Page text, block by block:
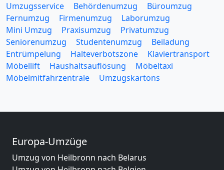
Umzugsservice Behördenumzug
Büroumzug
Fernumzug
Firmenumzug
Laborumzug
Mini Umzug
Praxisumzug
Privatumzug
Seniorenumzug
Studentenumzug
Beiladung
Entrümpelung
Halteverbotszone
Klaviertransport
Möbellift
Haushaltsauflösung
Möbeltaxi
Möbelmitfahrzentrale
Umzugskartons
Europa-Umzüge
Umzug von Heilbronn nach Belarus